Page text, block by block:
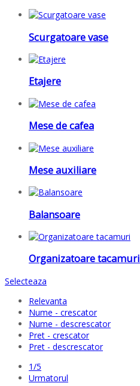
Scurgatoare vase
Etajere
Mese de cafea
Mese auxiliare
Balansoare
Organizatoare tacamuri
Selecteaza
Relevanta
Nume - crescator
Nume - descrescator
Pret - crescator
Pret - descrescator
1/5
Urmatorul